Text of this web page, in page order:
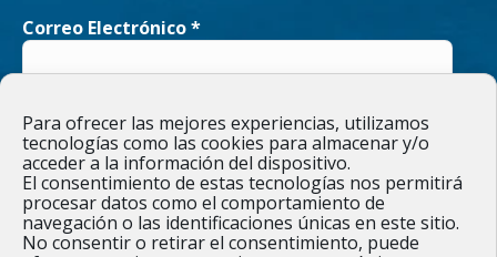
Para ofrecer las mejores experiencias, utilizamos
tecnologías como las cookies para almacenar y/o
acceder a la información del dispositivo.
El consentimiento de estas tecnologías nos permitirá
procesar datos como el comportamiento de
navegación o las identificaciones únicas en este sitio.
No consentir o retirar el consentimiento, puede
in
window
in
window
Correo Electrónico*
He leído y acepto laPolítica de privacidad
Responsable » Ayuntamiento de Figueruelas / Finalidad » enviarte
nuestras publicaciones y noticias. / Legitimación » tu